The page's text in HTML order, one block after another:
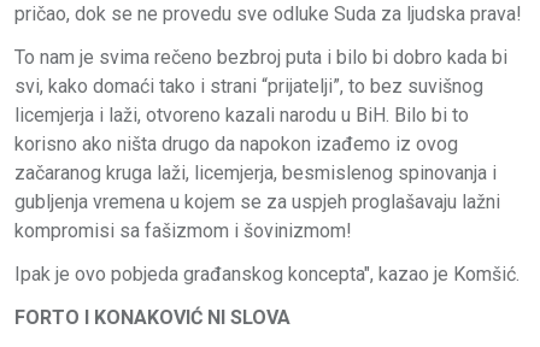
pričao, dok se ne provedu sve odluke Suda za ljudska prava!
To nam je svima rečeno bezbroj puta i bilo bi dobro kada bi
svi, kako domaći tako i strani “prijatelji”, to bez suvišnog
licemjerja i laži, otvoreno kazali narodu u BiH. Bilo bi to
korisno ako ništa drugo da napokon izađemo iz ovog
začaranog kruga laži, licemjerja, besmislenog spinovanja i
gubljenja vremena u kojem se za uspjeh proglašavaju lažni
kompromisi sa fašizmom i šovinizmom!
Ipak je ovo pobjeda građanskog koncepta", kazao je Komšić.
FORTO I KONAKOVIĆ NI SLOVA